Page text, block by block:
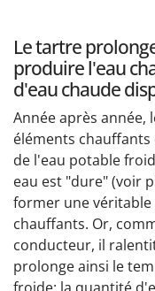
Le tartre
produire l'eau
d'eau chaude
Année après année,
éléments
de l'eau potable
eau est "dure" (voir
former une
chauffants. Or,
conducteur, il
prolonge ainsi le